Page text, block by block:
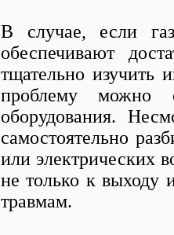
В случае, если
обеспечивают
тщательно изучить
проблему можно
оборудования.
самостоятельно
или электрических
не только к выходу
травмам.